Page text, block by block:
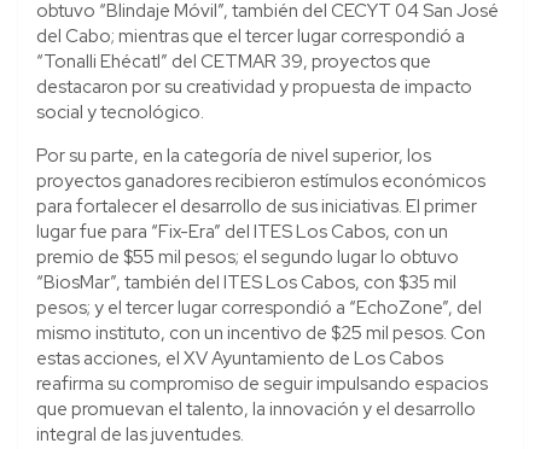
obtuvo “Blindaje Móvil”, también del CECYT 04 San José
del Cabo; mientras que el tercer lugar correspondió a
“Tonalli Ehécatl” del CETMAR 39, proyectos que
destacaron por su creatividad y propuesta de impacto
social y tecnológico.
Por su parte, en la categoría de nivel superior, los
proyectos ganadores recibieron estímulos económicos
para fortalecer el desarrollo de sus iniciativas. El primer
lugar fue para “Fix-Era” del ITES Los Cabos, con un
premio de $55 mil pesos; el segundo lugar lo obtuvo
“BiosMar”, también del ITES Los Cabos, con $35 mil
pesos; y el tercer lugar correspondió a “EchoZone”, del
mismo instituto, con un incentivo de $25 mil pesos. Con
estas acciones, el XV Ayuntamiento de Los Cabos
reafirma su compromiso de seguir impulsando espacios
que promuevan el talento, la innovación y el desarrollo
integral de las juventudes.